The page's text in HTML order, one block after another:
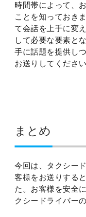
時間帯によって、
ことを知っておき
て会話を上手に変
して必要な要素と
手に話題を提供し
お送りしてください
まとめ
今回は、タクシー
客様をお送りする
た。お客様を安全
クシードライバー